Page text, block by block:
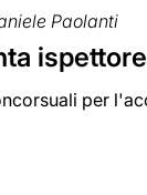
Paolanti
per